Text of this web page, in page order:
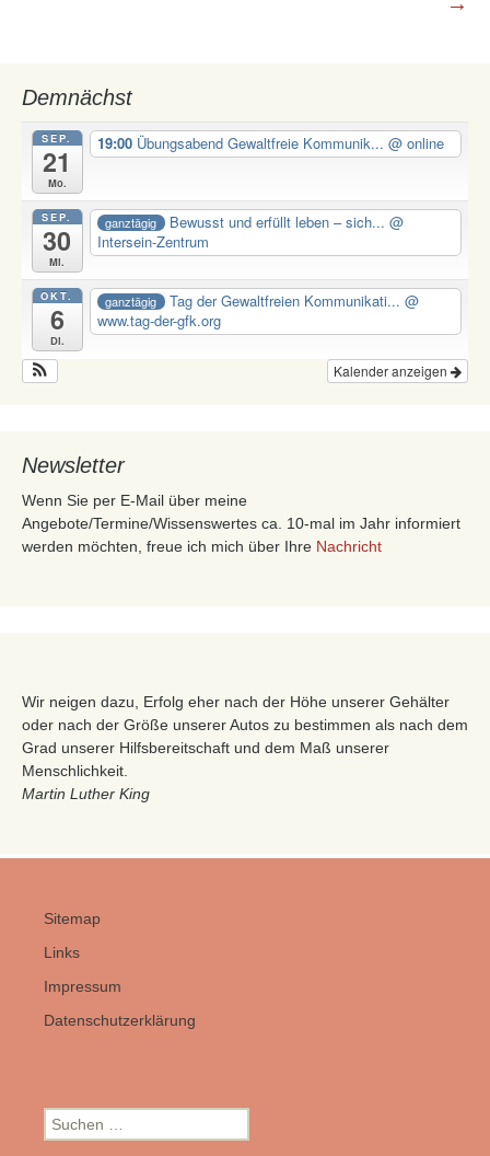
Demnächst
SEP.
21
Mo.
19:00 Übungsabend Gewaltfreie Kommunik... @ online
SEP.
30
Mi.
ganztägig Bewusst und erfüllt leben – sich...@
Intersein-Zentrum
OKT.
6
Di.
ganztägig Tag der Gewaltfreien Kommunikati...@
www.tag-der-gfk.org
Kalender anzeigen
Newsletter
Wenn Sie per E-Mail über meine
Angebote/Termine/Wissenswertes ca. 10-mal im Jahr informiert
werden möchten, freue ich mich über Ihre Nachricht
Wir neigen dazu, Erfolg eher nach der Höhe unserer Gehälter
oder nach der Größe unserer Autos zu bestimmen als nach dem
Grad unserer Hilfsbereitschaft und dem Maß unserer
Menschlichkeit.
Martin Luther King
Sitemap
Links
Impressum
Datenschutzerklärung
Suchen
nach: